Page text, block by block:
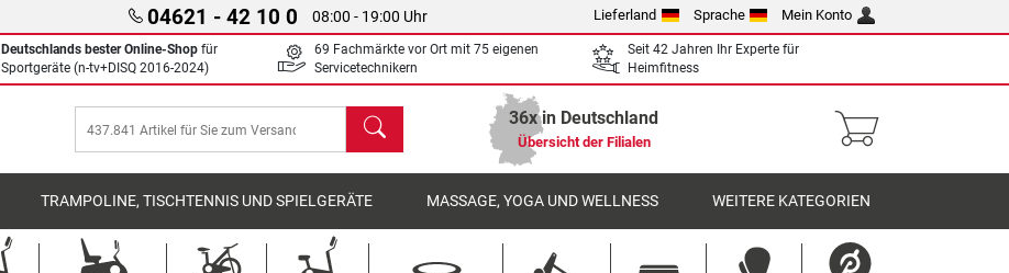
04621 - 42 10 0 08:00 - 19:00 Uhr Lieferland Sprache Mein Konto
Deutschlands bester Online-Shop für
Sportgeräte (n-tv+DISQ 2016-2024)
69 Fachmärkte vor Ort mit 75 eigenen
Servicetechnikern
Seit 42 Jahren Ihr Experte für
Heimfitness
Suchen 36x in Deutschland
Übersicht der Filialen
TRAMPOLINE, TISCHTENNIS UND SPIELGERÄTE MASSAGE, YOGA UND WELLNESS WEITERE KATEGORIEN